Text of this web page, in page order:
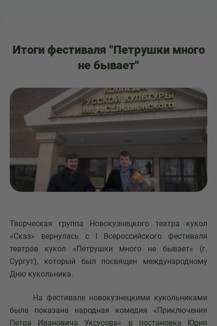
Итоги фестиваля "Петрушки много
не бывает"
Творческая группа Новокузнецкого театра кукол
«Сказ» вернулась с I Всероссийского фестиваля
театров кукол «Петрушки много не бывает» (г.
Сургут), который был посвящен международному
Дню кукольника.
На фестивале новокузнецкими кукольниками
была показана народная комедия «Приключения
Петра Ивановича Уксусова» в постановке Юрия